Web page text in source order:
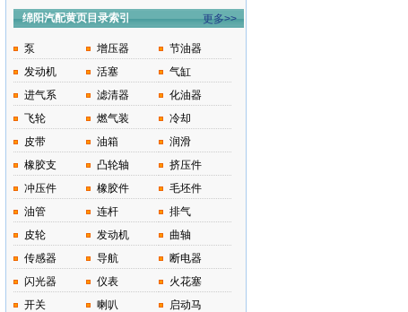
绵阳汽配黄页目录索引 更多>>
泵 增压器
节油器
发动机
活塞
气缸
进气系
滤清器
化油器
飞轮
燃气装
冷却
皮带
油箱
润滑
橡胶支
凸轮轴
挤压件
冲压件
橡胶件
毛坯件
油管
连杆
排气
皮轮
发动机
曲轴
传感器
导航
断电器
闪光器
仪表
火花塞
开关
喇叭
启动马